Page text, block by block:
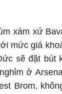
xám xứ
mức giá
sẽ đặt bút
ở
Brom,